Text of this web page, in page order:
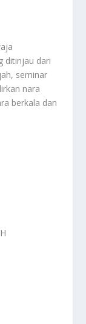
ditinjau dari
seminar
nara
berkala dan